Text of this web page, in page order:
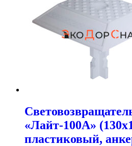
«Лайт-100А»
пластиковый,